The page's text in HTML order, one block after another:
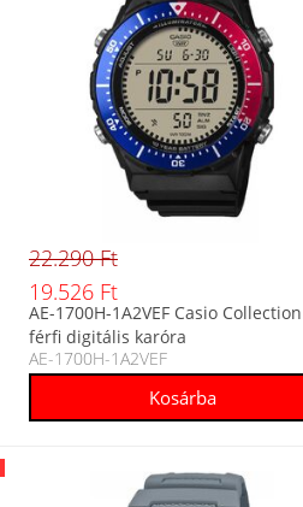
22.290 Ft
19.526 Ft
AE-1700H-1A2VEF Casio Collection
férfi digitális karóra
AE-1700H-1A2VEF